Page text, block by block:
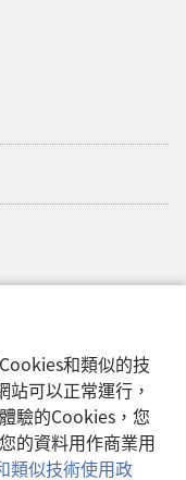
和類似的技
可以正常運行，
驗的Cookies，您
的資料用作商業用
類似技術使用政